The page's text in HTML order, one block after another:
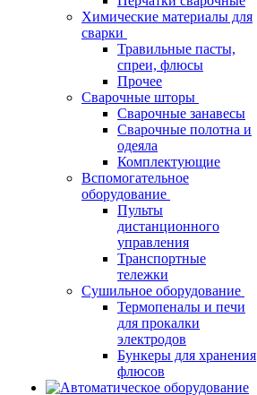
Химические материалы для
сварки
Травильные пасты,
спреи, флюсы
Прочее
Сварочные шторы
Сварочные занавесы
Сварочные полотна и
одеяла
Комплектующие
Вспомогательное
оборудование
Пульты
дистанционного
управления
Транспортные
тележки
Сушильное оборудование
Термопеналы и печи
для прокалки
электродов
Бункеры для хранения
флюсов